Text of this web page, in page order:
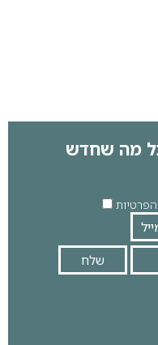
מה שחדש